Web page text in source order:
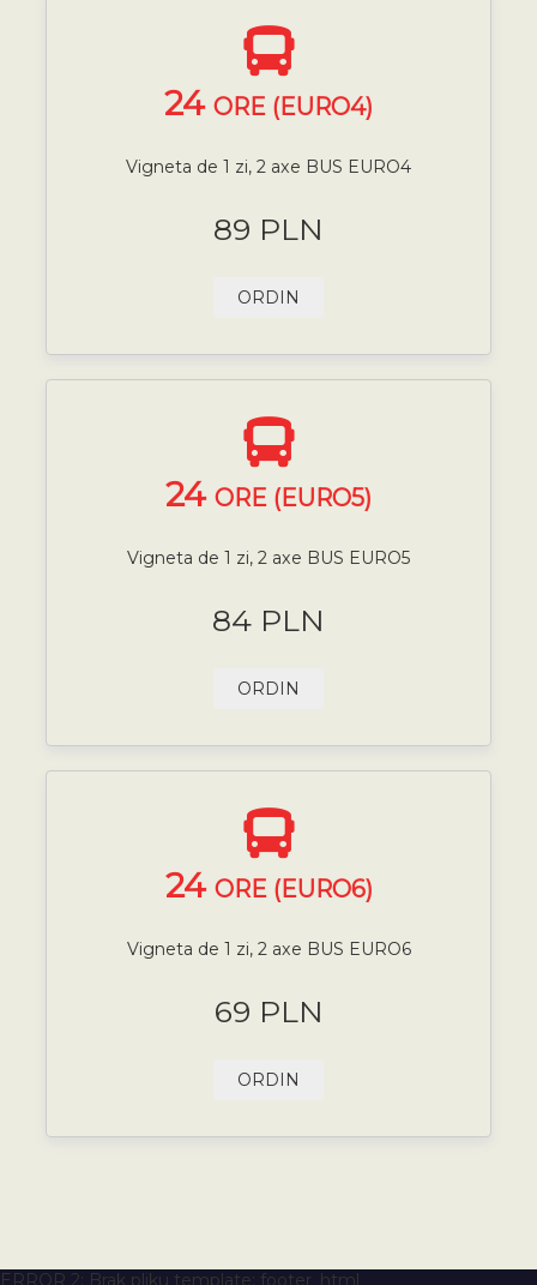
24 ORE (EURO4)
Vigneta de 1 zi, 2 axe BUS EURO4
89 PLN
ORDIN
24 ORE (EURO5)
Vigneta de 1 zi, 2 axe BUS EURO5
84 PLN
ORDIN
24 ORE (EURO6)
Vigneta de 1 zi, 2 axe BUS EURO6
69 PLN
ORDIN
ERROR 2: Brak pliku template: footer_html